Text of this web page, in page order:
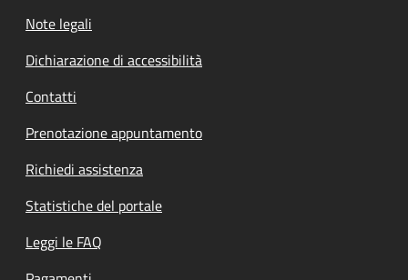
Note legali
Dichiarazione di accessibilità
Contatti
Prenotazione appuntamento
Richiedi assistenza
Statistiche del portale
Leggi le FAQ